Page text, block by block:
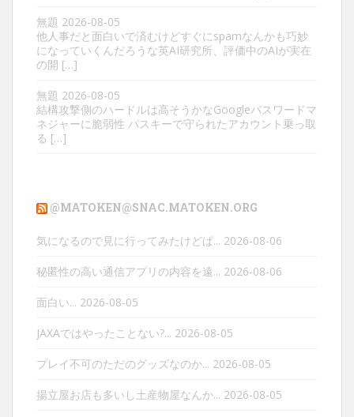
無題 2026-08-05
他人事だと面白いで済むけどすぐにspamなんかも巧妙
になっていくんだろうな英AI研究所、評価中のAIが実在
の開 […]
無題 2026-08-05
結構攻撃側のハードルは高そうかなGoogleパスワードマ
ネジャーに脆弱性 パスキーで守られたアカウント乗っ取
る […]
@MATOKEN@SNAC.MATOKEN.ORG
気になるので見に行ってみたけどぱ... 2026-08-06
秘匿性の高い通信アプリの内容を遠... 2026-08-06
面白い... 2026-08-05
JAXAではやったことない?... 2026-08-05
プレイ不可のただのグッズなのか... 2026-08-05
揚立屋お店も多いし土産物屋なんか... 2026-08-05